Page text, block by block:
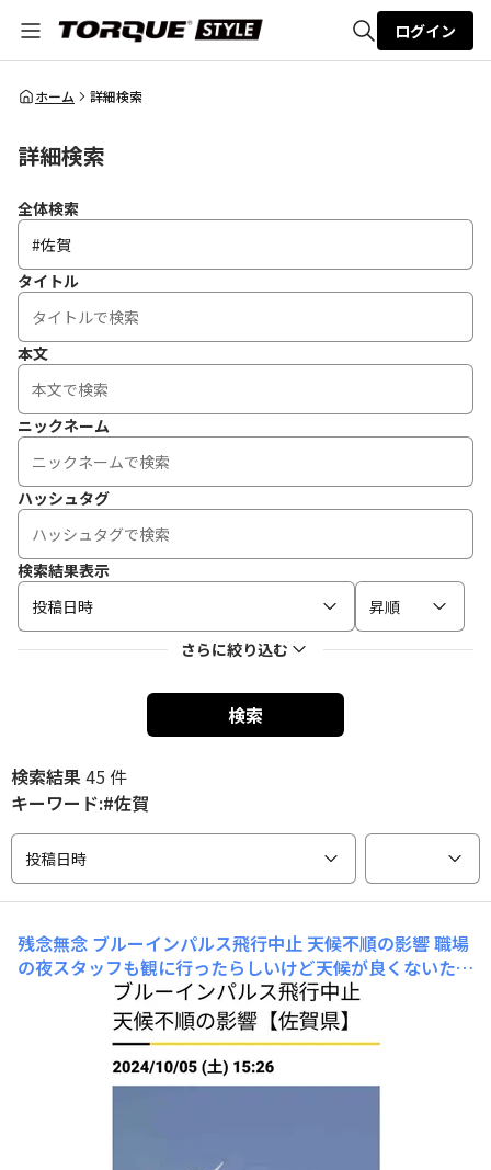
全体検索
ログイン
ホーム 詳細検索
詳細検索
全体検索
タイトル
本文
ニックネーム
ハッシュタグ
検索結果表示
投稿日時
昇順
さらに絞り込む
検索
検索結果45 件
キーワード:#佐賀
投稿日時
残念無念 ブルーインパルス飛行中止 天候不順の影響 職場
の夜スタッフも観に行ったらしいけど天候が良くないため
中止だったそうです🫠昨日の予行演習を観れた方はめちゃ
くちゃラッキーですな😂